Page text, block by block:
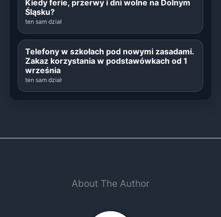
Kiedy ferie, przerwy i dni wolne na Dolnym
Śląsku?
ten sam dział
Telefony w szkołach pod nowymi zasadami.
Zakaz korzystania w podstawówkach od 1
września
ten sam dział
About The Author